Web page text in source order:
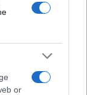
or